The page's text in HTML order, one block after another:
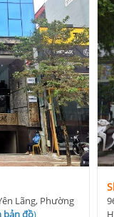
Lãng, Phường
bản đồ)